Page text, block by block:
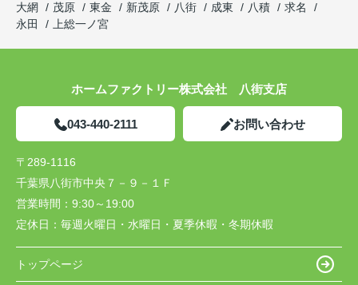
大網
茂原 東金 新茂原 八街 成東 八積
求名
永田
上総一ノ宮
ホームファクトリー株式会社 八街支店
043-440-2111 お問い合わせ
〒289-1116
千葉県八街市中央７－９－１Ｆ
営業時間： 9:30～19:00
定休日： 毎週火曜日・水曜日・夏季休暇・冬期休暇
トップページ